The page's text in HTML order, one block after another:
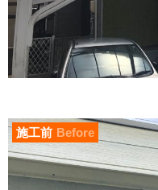
施工前 Before